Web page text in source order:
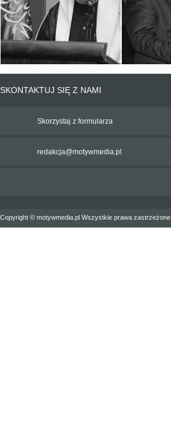
SKONTAKTUJ SIĘ Z NAMI
Skorzystaj z formularza
redakcja@motywmedia.pl
Copyright © motywmedia.pl Wszystkie prawa zastrzeżone